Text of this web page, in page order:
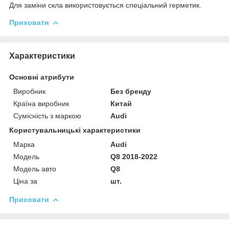
Для заміни скла використовується спеціальний герметик.
Приховати
Характеристики
Основні атрибути
Виробник
Без бренду
Країна виробник
Китай
Сумісність з маркою
Audi
Користувальницькі характеристики
Марка
Audi
Мoдель
Q8 2018-2022
Модель авто
Q8
Ціна за
шт.
Приховати